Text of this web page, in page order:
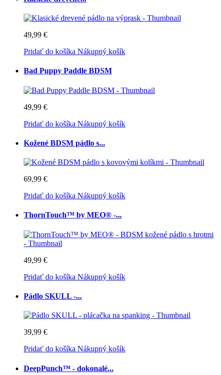
49,99 €
Pridať do košíka Nákupný košík
Bad Puppy Paddle BDSM
49,99 €
Pridať do košíka Nákupný košík
Kožené BDSM pádlo s...
69,99 €
Pridať do košíka Nákupný košík
ThornTouch™ by MEO® -...
49,99 €
Pridať do košíka Nákupný košík
Pádlo SKULL -...
39,99 €
Pridať do košíka Nákupný košík
DeepPunch™ - dokonalé...